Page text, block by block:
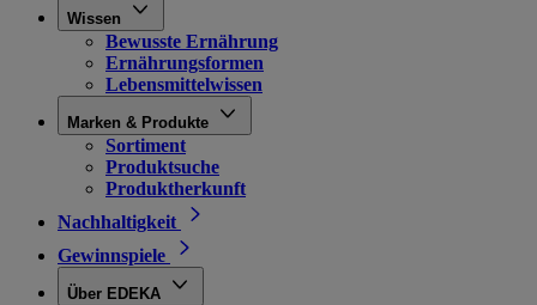
Wissen
Bewusste Ernährung
Ernährungsformen
Lebensmittelwissen
Marken & Produkte
Sortiment
Produktsuche
Produktherkunft
Nachhaltigkeit
Gewinnspiele
Über EDEKA